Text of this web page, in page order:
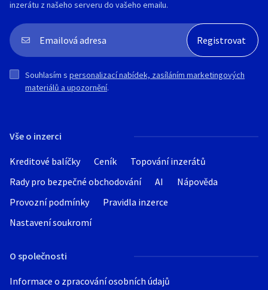
Vše o inzerci
Kreditové balíčky Ceník
Topování inzerátů
Rady pro bezpečné obchodování
AI
Nápověda
Provozní podmínky
Pravidla inzerce
Nastavení soukromí
O společnosti
Informace o zpracování osobních údajů
inzerátu z našeho serveru do vašeho emailu.
Souhlasím s personalizací nabídek, zasíláním marketingových
materiálů a upozornění.